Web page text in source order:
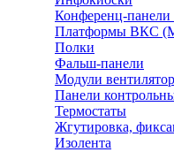
Конференц-
Платформы ВКС
Полки
Фальш-панели
Модули
Панели
Термостаты
Жгутировка,
Изолента